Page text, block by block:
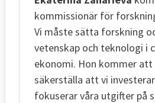
kommissionär för
Vi måste sätta forskning
vetenskap och teknologi i
ekonomi. Hon kommer
säkerställa att vi
fokuserar våra utgifter på